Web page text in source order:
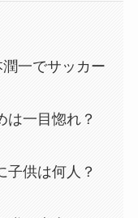
一でサッカー
は一目惚れ？
子供は何人？